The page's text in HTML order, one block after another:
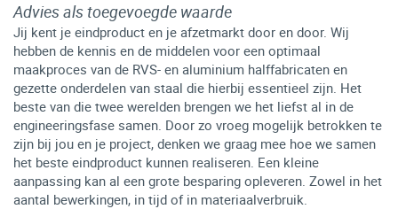
Advies als toegevoegde waarde
Jij kent je eindproduct en je afzetmarkt door en door. Wij
hebben de kennis en de middelen voor een optimaal
maakproces van de RVS- en aluminium halffabricaten en
gezette onderdelen van staal die hierbij essentieel zijn. Het
beste van die twee werelden brengen we het liefst al in de
engineeringsfase samen. Door zo vroeg mogelijk betrokken te
zijn bij jou en je project, denken we graag mee hoe we samen
het beste eindproduct kunnen realiseren. Een kleine
aanpassing kan al een grote besparing opleveren. Zowel in het
aantal bewerkingen, in tijd of in materiaalverbruik.